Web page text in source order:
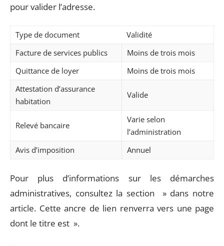
pour valider l’adresse.
Type de document
Validité
Facture de services publics
Moins de trois mois
Quittance de loyer
Moins de trois mois
Attestation d’assurance
habitation
Valide
Relevé bancaire
Varie selon
l’administration
Avis d’imposition
Annuel
Pour plus d’informations sur les démarches
administratives, consultez la section » dans notre
article. Cette ancre de lien renverra vers une page
dont le titre est ».